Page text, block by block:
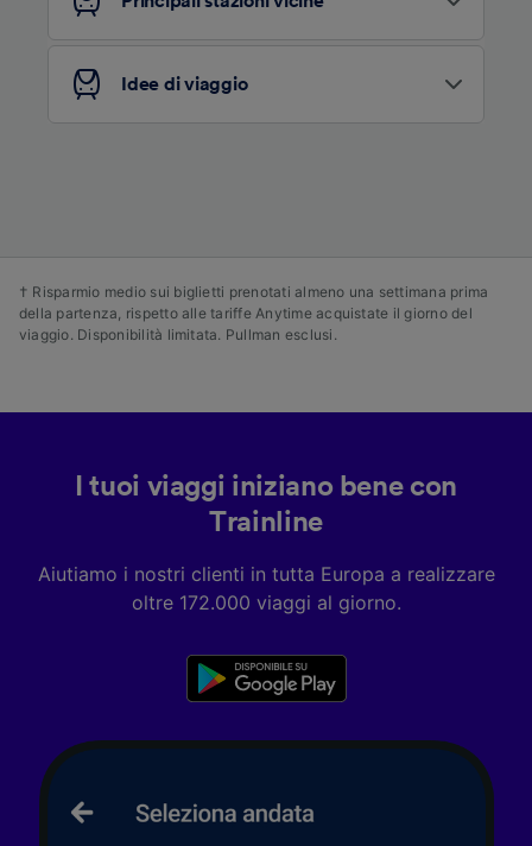
Idee di viaggio
† Risparmio medio sui biglietti prenotati almeno una settimana prima
della partenza, rispetto alle tariffe Anytime acquistate il giorno del
viaggio. Disponibilità limitata. Pullman esclusi.
I tuoi viaggi iniziano bene con
Trainline
Aiutiamo i nostri clienti in tutta Europa a realizzare
oltre 172.000 viaggi al giorno.
personalizzati, misurazione delle prestazioni
pubblico, sviluppo di servizi.
Elenco dei partner (fornitori)